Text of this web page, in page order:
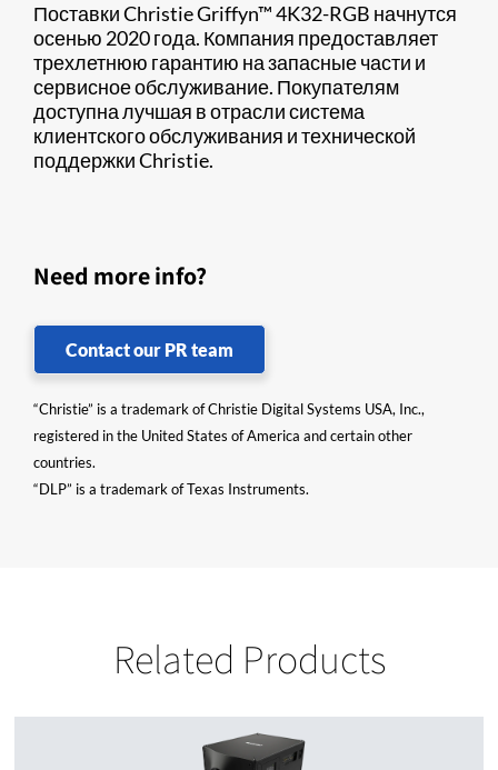
Поставки Christie Griffyn™ 4K32-RGB начнутся
осенью 2020 года. Компания предоставляет
трехлетнюю гарантию на запасные части и
сервисное обслуживание. Покупателям
доступна лучшая в отрасли система
клиентского обслуживания и технической
поддержки Christie.
Need more info?
Contact our PR team
“Christie” is a trademark of Christie Digital Systems USA, Inc.,
registered in the United States of America and certain other
countries.
“DLP” is a trademark of Texas Instruments.
Related Products